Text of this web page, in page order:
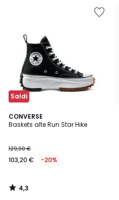
Saldi
CONVERSE
Baskets alte Run Star Hike
129,00 €
103,20 € -20%
4,3
/ 5
4,3
/